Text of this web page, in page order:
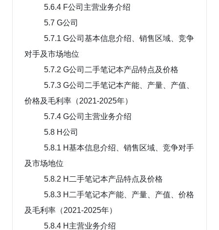
5.6.4 F公司主营业务介绍
5.7 G公司
5.7.1 G公司基本信息介绍、销售区域、竞争
对手及市场地位
5.7.2 G公司二手笔记本产品特点及价格
5.7.3 G公司二手笔记本产能、产量、产值、
价格及毛利率（2021-2025年）
5.7.4 G公司主营业务介绍
5.8 H公司
5.8.1 H基本信息介绍、销售区域、竞争对手
及市场地位
5.8.2 H二手笔记本产品特点及价格
5.8.3 H二手笔记本产能、产量、产值、价格
及毛利率（2021-2025年）
5.8.4 H主营业务介绍